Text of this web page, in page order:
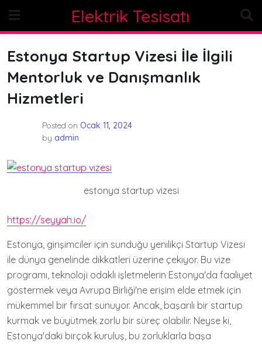
content
Elektrik Tesisatı
Estonya Startup Vizesi İle İlgili
Mentorluk ve Danışmanlık
Hizmetleri
Posted on Ocak 11, 2024
by admin
estonya startup vizesi
https://seyyah.io/
Estonya, girişimciler için sunduğu yenilikçi Startup Vizesi
ile dünya genelinde dikkatleri üzerine çekiyor. Bu vize
programı, teknoloji odaklı işletmelerin Estonya'da faaliyet
göstermek veya Avrupa Birliği'ne erişim elde etmek için
mükemmel bir fırsat sunuyor. Ancak, başarılı bir startup
kurmak ve büyütmek zorlu bir süreç olabilir. Neyse ki,
Estonya'daki birçok kuruluş, bu zorluklarla başa